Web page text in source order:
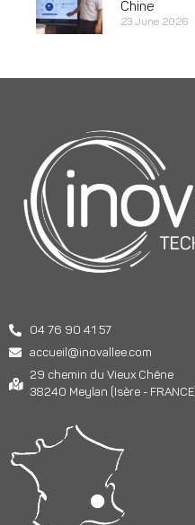
Chine
23 June 2026
04 76 90 41 57
accueil@inovallee.com
29 chemin du Vieux Chêne
38240 Meylan (Isère - FRANCE)